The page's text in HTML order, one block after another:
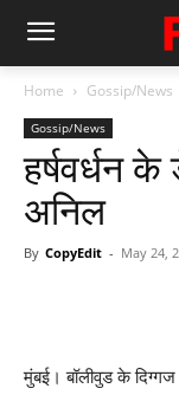
Home Gossip/News
Gossip/News
हर्षवर्धन
अनिल
By CopyEdit - May 24,
मुंबई। बॉलीवुड के